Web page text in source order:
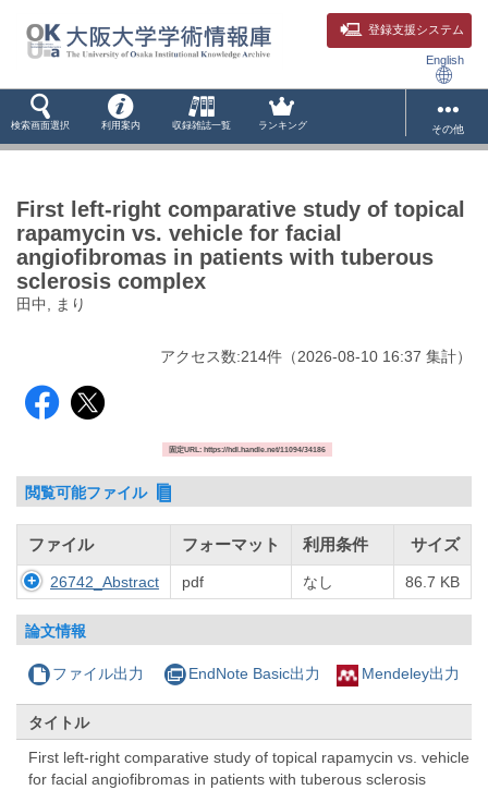
登録支援システム
English
検索画面選択 利用案内 収録雑誌一覧 ランキング その他
First left-right comparative study of topical
rapamycin vs. vehicle for facial
angiofibromas in patients with tuberous
sclerosis complex
田中, まり
アクセス数:214件 （2026-08-10 16:37 集計）
固定URL: https://hdl.handle.net/11094/34186
閲覧可能ファイル
ファイル フォーマット 利用条件 サイズ
26742_Abstract pdf なし 86.7 KB
論文情報
ファイル出力 EndNote Basic出力 Mendeley出力
タイトル
First left-right comparative study of topical rapamycin vs. vehicle
for facial angiofibromas in patients with tuberous sclerosis